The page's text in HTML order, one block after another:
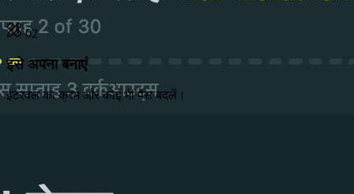
02
इसे अपना बनाएं
इंटरवल का क्रम और कोई भी पेस बदलें।